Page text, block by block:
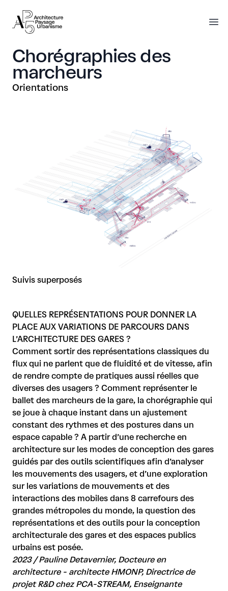
AP5
AP5
Chorégraphies des
marcheurs
Orientations
Suivis superposés
QUELLES REPRÉSENTATIONS POUR DONNER LA
PLACE AUX VARIATIONS DE PARCOURS DANS
L’ARCHITECTURE DES GARES ?
Comment sortir des représentations classiques du
flux qui ne parlent que de fluidité et de vitesse, afin
de rendre compte de pratiques aussi réelles que
diverses des usagers ? Comment représenter le
ballet des marcheurs de la gare, la chorégraphie qui
se joue à chaque instant dans un ajustement
constant des rythmes et des postures dans un
espace capable ? A partir d’une recherche en
architecture sur les modes de conception des gares
guidés par des outils scientifiques afin d’analyser
les mouvements des usagers, et d’une exploration
sur les variations de mouvements et des
interactions des mobiles dans 8 carrefours des
grandes métropoles du monde, la question des
représentations et des outils pour la conception
architecturale des gares et des espaces publics
urbains est posée.
2023 / Pauline Detavernier, Docteure en
architecture - architecte HMONP, Directrice de
projet R&D chezPCA-STREAM, Enseignante